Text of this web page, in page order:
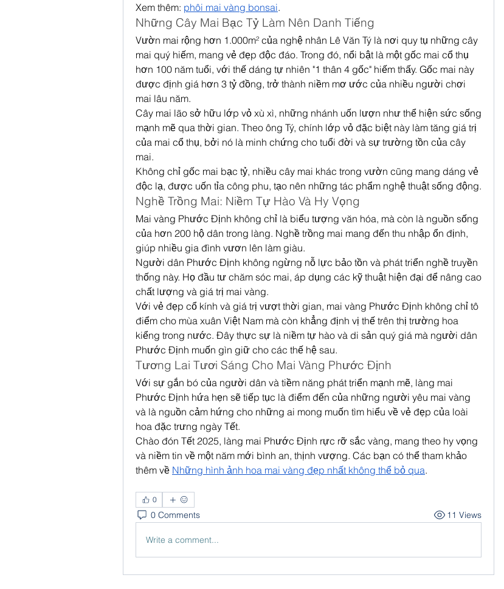
Xem thêm: phôi mai vàng bonsai.
Những Cây Mai Bạc Tỷ Làm Nên Danh Tiếng
Vườn mai rộng hơn 1.000m² của nghệ nhân Lê Văn Tý là nơi quy tụ những cây
mai quý hiếm, mang vẻ đẹp độc đáo. Trong đó, nổi bật là một gốc mai cổ thụ
hơn 100 năm tuổi, với thế dáng tự nhiên "1 thân 4 gốc" hiếm thấy. Gốc mai này
được định giá hơn 3 tỷ đồng, trở thành niềm mơ ước của nhiều người chơi
mai lâu năm.
Cây mai lão sở hữu lớp vỏ xù xì, những nhánh uốn lượn như thể hiện sức sống
mạnh mẽ qua thời gian. Theo ông Tý, chính lớp vỏ đặc biệt này làm tăng giá trị
của mai cổ thụ, bởi nó là minh chứng cho tuổi đời và sự trường tồn của cây
mai.
Không chỉ gốc mai bạc tỷ, nhiều cây mai khác trong vườn cũng mang dáng vẻ
độc lạ, được uốn tỉa công phu, tạo nên những tác phẩm nghệ thuật sống động.
Nghề Trồng Mai: Niềm Tự Hào Và Hy Vọng
Mai vàng Phước Định không chỉ là biểu tượng văn hóa, mà còn là nguồn sống
của hơn 200 hộ dân trong làng. Nghề trồng mai mang đến thu nhập ổn định,
giúp nhiều gia đình vươn lên làm giàu.
Người dân Phước Định không ngừng nỗ lực bảo tồn và phát triển nghề truyền
thống này. Họ đầu tư chăm sóc mai, áp dụng các kỹ thuật hiện đại để nâng cao
chất lượng và giá trị mai vàng.
Với vẻ đẹp cổ kính và giá trị vượt thời gian, mai vàng Phước Định không chỉ tô
điểm cho mùa xuân Việt Nam mà còn khẳng định vị thế trên thị trường hoa
kiểng trong nước. Đây thực sự là niềm tự hào và di sản quý giá mà người dân
Phước Định muốn gìn giữ cho các thế hệ sau.
Tương Lai Tươi Sáng Cho Mai Vàng Phước Định
Với sự gắn bó của người dân và tiềm năng phát triển mạnh mẽ, làng mai
Phước Định hứa hẹn sẽ tiếp tục là điểm đến của những người yêu mai vàng
và là nguồn cảm hứng cho những ai mong muốn tìm hiểu về vẻ đẹp của loài
hoa đặc trưng ngày Tết.
Chào đón Tết 2025, làng mai Phước Định rực rỡ sắc vàng, mang theo hy vọng
và niềm tin về một năm mới bình an, thịnh vượng. Các bạn có thể tham khảo
thêm về Những hình ảnh hoa mai vàng đẹp nhất không thể bỏ qua.
0
0 Comments 11 Views
Write a comment...